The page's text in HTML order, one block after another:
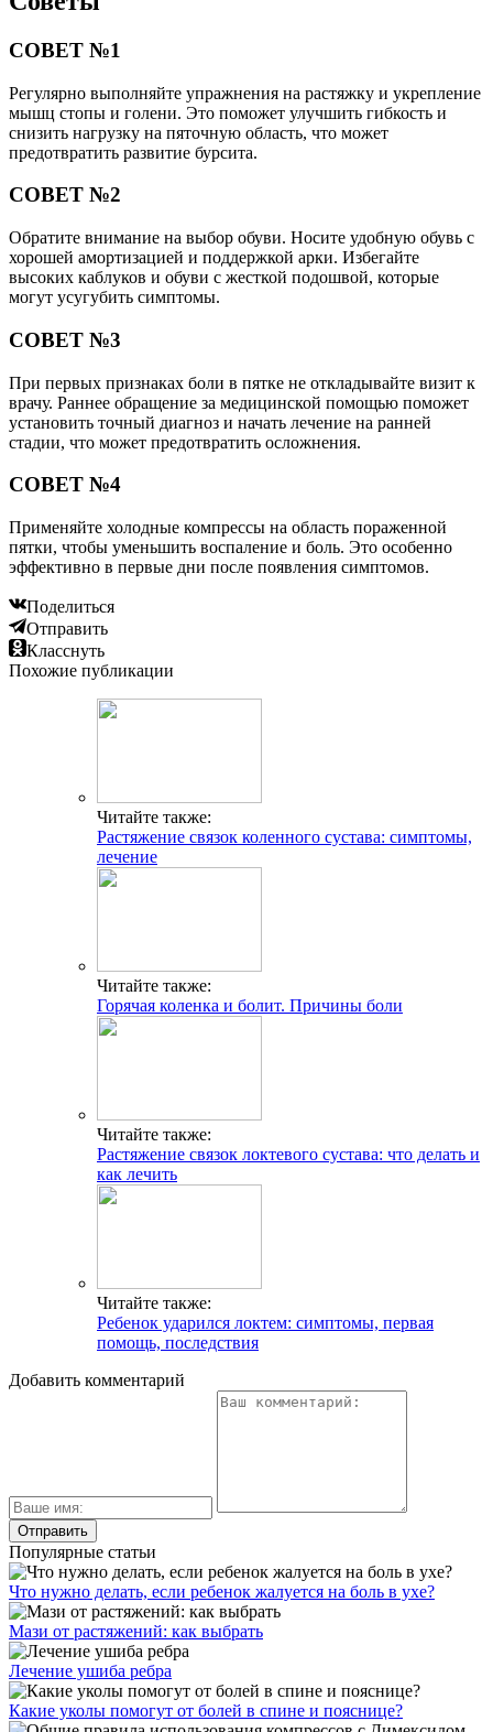
СОВЕТ №1
Регулярно выполняйте упражнения на растяжку и укрепление
мышц стопы и голени. Это поможет улучшить гибкость и
снизить нагрузку на пяточную область, что может
предотвратить развитие бурсита.
СОВЕТ №2
Обратите внимание на выбор обуви. Носите удобную обувь с
хорошей амортизацией и поддержкой арки. Избегайте
высоких каблуков и обуви с жесткой подошвой, которые
могут усугубить симптомы.
СОВЕТ №3
При первых признаках боли в пятке не откладывайте визит к
врачу. Раннее обращение за медицинской помощью поможет
установить точный диагноз и начать лечение на ранней
стадии, что может предотвратить осложнения.
СОВЕТ №4
Применяйте холодные компрессы на область пораженной
пятки, чтобы уменьшить воспаление и боль. Это особенно
эффективно в первые дни после появления симптомов.
Поделиться
Отправить
Класснуть
Похожие публикации
Читайте также:
Растяжение связок коленного сустава: симптомы,
лечение
Читайте также:
Горячая коленка и болит. Причины боли
Читайте также:
Растяжение связок локтевого сустава: что делать и
как лечить
Читайте также:
Ребенок ударился локтем: симптомы, первая
помощь, последствия
Добавить комментарий
Популярные статьи
Что нужно делать, если ребенок жалуется на боль в ухе?
Мази от растяжений: как выбрать
Лечение ушиба ребра
Какие уколы помогут от болей в спине и пояснице?